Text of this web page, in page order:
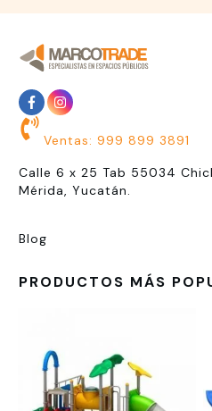
Ventas: 999 899 3891
Calle 6 x 25 Tab 55034
Mérida, Yucatán.
Blog
PRODUCTOS MÁS